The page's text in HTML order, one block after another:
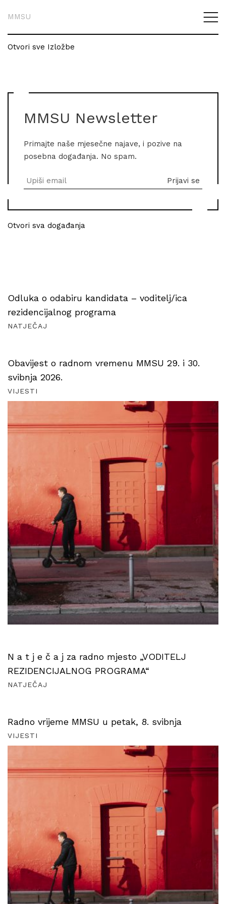
MMSU
Otvori sve Izložbe
MMSU Newsletter
Primajte naše mjesečne najave, i pozive na
posebna događanja. No spam.
Otvori sva događanja
Odluka o odabiru kandidata – voditelj/ica
rezidencijalnog programa
NATJEČAJ
Obavijest o radnom vremenu MMSU 29. i 30.
svibnja 2026.
VIJESTI
N a t j e č a j za radno mjesto „VODITELJ
REZIDENCIJALNOG PROGRAMA“
NATJEČAJ
Radno vrijeme MMSU u petak, 8. svibnja
VIJESTI